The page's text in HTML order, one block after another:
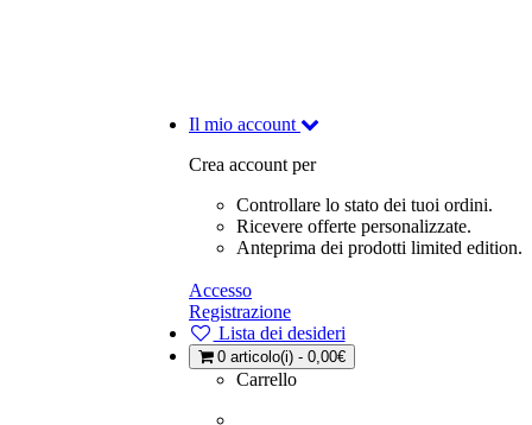
Il mio account
Crea account per
Controllare lo stato dei tuoi ordini.
Ricevere offerte personalizzate.
Anteprima dei prodotti limited edition.
Accesso
Registrazione
Lista dei desideri
0 articolo(i) - 0,00€
Carrello